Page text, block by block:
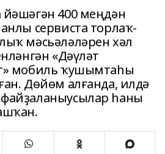
400 меңдән
сервиста торлаҡ-
мәсьәләләрен хәл
«Дәүләт
мобиль ҡушымтаһы
Дөйөм алғанда, илдә
һаны